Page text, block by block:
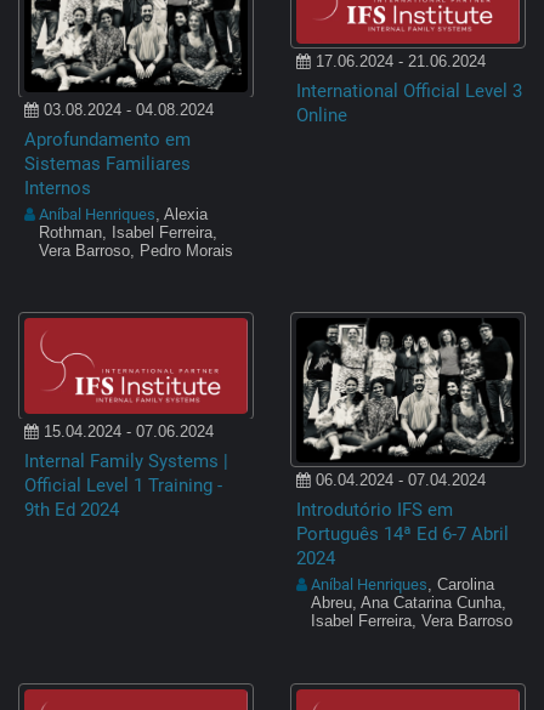
03.08.2024 - 04.08.2024
Aprofundamento em
Sistemas Familiares
Internos
Aníbal Henriques, Alexia
Rothman, Isabel Ferreira,
Vera Barroso, Pedro Morais
17.06.2024 - 21.06.2024
International Official Level 3
Online
15.04.2024 - 07.06.2024
Internal Family Systems |
Official Level 1 Training -
9th Ed 2024
06.04.2024 - 07.04.2024
Introdutório IFS em
Português 14ª Ed 6-7 Abril
2024
Aníbal Henriques, Carolina
Abreu, Ana Catarina Cunha,
Isabel Ferreira, Vera Barroso